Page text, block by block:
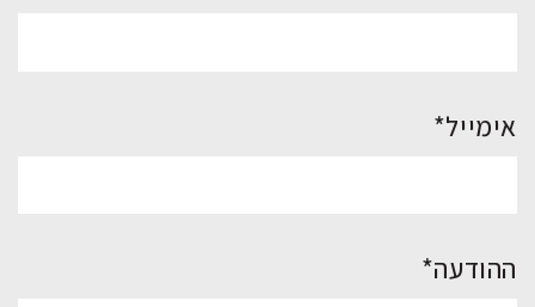
אימייל*
ההודעה*